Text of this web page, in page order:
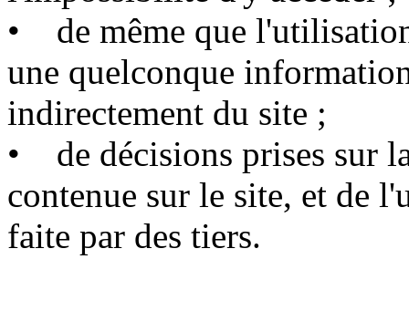
• de même que
une quelconque
indirectement du site ;
• de décisions prises sur
contenue sur le site, et de
faite par des tiers.